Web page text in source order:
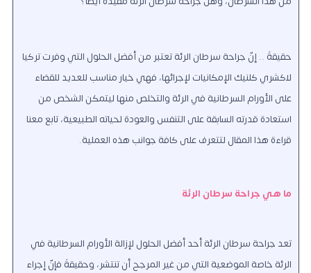
حقيقةً .. إنّ جراحة سرطان الرئة تعتبر من أفضل الحلول التي وفرت تركيا
لاكشري كلنيك الإمكانيات لإجرائها، فهي خيار مناسب للعديد للقضاء
على الأورام السرطانية في الرئة والتخلص منها ليتمكن الشخص من
استعادة قدرته السابقة على التنفس والعودة لحياته الطبيعية، تابع معنا
قراءة هذا المقال لتتعرف على كافة جوانب هذه العملية.
ما هي جراحة سرطان الرئة
تعد جراحة سرطان الرئة أحد أفضل الحلول لإزالة الأورام السرطانية في
الرئة خاصة الموضعية التي من غير المرجح أن تنتشر، وحقيقةً فإنّ إجراء